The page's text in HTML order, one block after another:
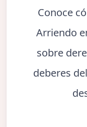
Conoce
Arriendo
sobre
deberes